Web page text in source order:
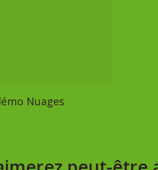
Ajouter Au Panier
Nuages